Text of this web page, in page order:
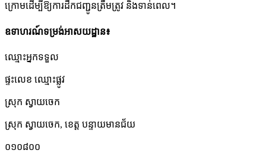
ក្រោមដើម្បីឱ្យការដឹកជញ្ជូនត្រឹមត្រូវ និងទាន់ពេល។
ឧទាហរណ៍ទម្រង់អាសយដ្ឋាន៖
ឈ្មោះអ្នកទទួល
ផ្ទះលេខ ឈ្មោះផ្លូវ
ស្រុក ស្វាយចេក
ស្រុក ស្វាយចេក, ខេត្ត បន្ទាយមានជ័យ
០១០៨០០